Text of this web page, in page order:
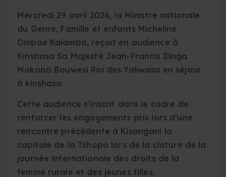
Mercredi 29 avril 2026, la Ministre nationale
du Genre, Famille et enfants Micheline
Ombae Kalamba, reçoit en audience à
Kinshasa Sa Majesté Jean-Francis Ilinga
Mokonzi Bouwesi Roi des Yaliwasa en séjour
à kinshasa.
Cette audience s’inscrit dans le cadre de
renforcer les engagements pris lors d’une
rencontre précédente à Kisangani la
capitale de la Tshopo lors de la clôture de la
journée internationale des droits de la
femme rurale et des jeunes filles.